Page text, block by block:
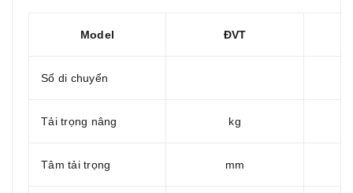
Model ĐVT
Số di chuyển
Tải trọng nâng kg
Tâm tải trọng mm